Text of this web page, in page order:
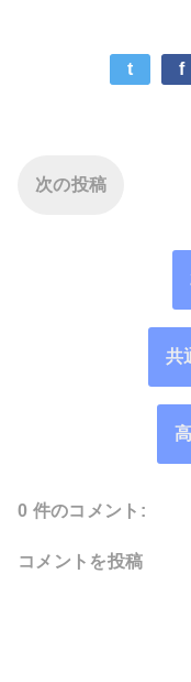
t f
次の投稿
共
0 件のコメント:
コメントを投稿